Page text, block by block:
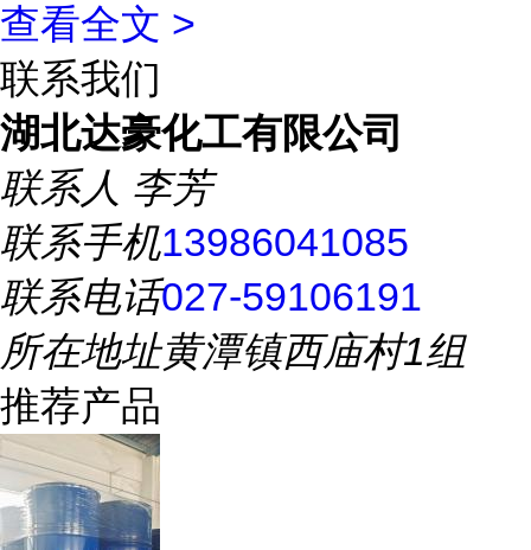
查看全文 >
联系我们
湖北达豪化工有限公司
联系人 李芳
联系手机13986041085
联系电话027-59106191
所在地址黄潭镇西庙村1组
推荐产品